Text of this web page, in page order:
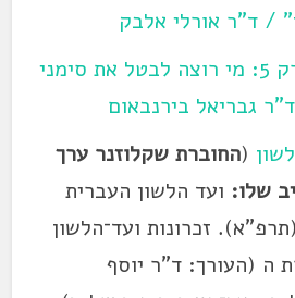
/ ד"ר אורלי אלבק
"קולולושה" פרק 5: מי רוצה לבטל את סימני
גבריאל בירנבאום
(החוברת שקלוזנר ערך
שלו: ועד הלשון העברית
זכרונות ועד־הלשון
ה (העורך: ד"ר יוסף